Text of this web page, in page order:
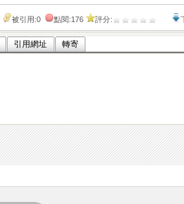
被引用:0 點閱:176 評分:
引用網址 轉寄